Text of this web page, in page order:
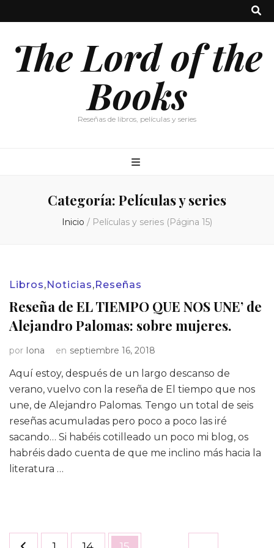
The Lord of the
Books
Reseñas de libros, películas y series
Categoría: Películas y series
Inicio / Películas y series (Página 15)
Libros,Noticias,Reseñas
Reseña de EL TIEMPO QUE NOS UNE’ de
Alejandro Palomas: sobre mujeres.
por Iona en septiembre 16, 2018
Aquí estoy, después de un largo descanso de
verano, vuelvo con la reseña de El tiempo que nos
une, de Alejandro Palomas. Tengo un total de seis
reseñas acumuladas pero poco a poco las iré
sacando… Si habéis cotilleado un poco mi blog, os
habréis dado cuenta de que me inclino más hacia la
literatura …
Paginación